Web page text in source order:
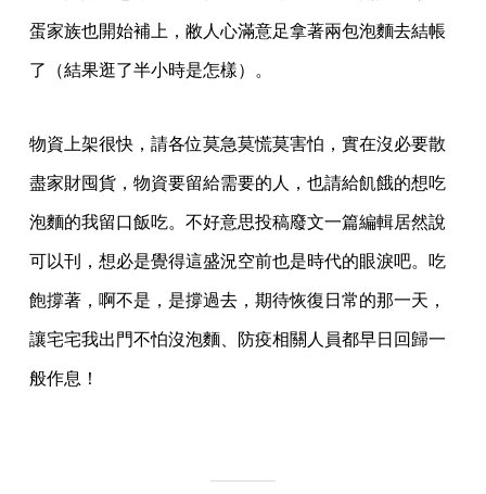
蛋家族也開始補上，敝人心滿意足拿著兩包泡麵去結帳
了（結果逛了半小時是怎樣）。
物資上架很快，請各位莫急莫慌莫害怕，實在沒必要散
盡家財囤貨，物資要留給需要的人，也請給飢餓的想吃
泡麵的我留口飯吃。不好意思投稿廢文一篇編輯居然說
可以刊，想必是覺得這盛況空前也是時代的眼淚吧。吃
飽撐著，啊不是，是撐過去，期待恢復日常的那一天，
讓宅宅我出門不怕沒泡麵、防疫相關人員都早日回歸一
般作息！